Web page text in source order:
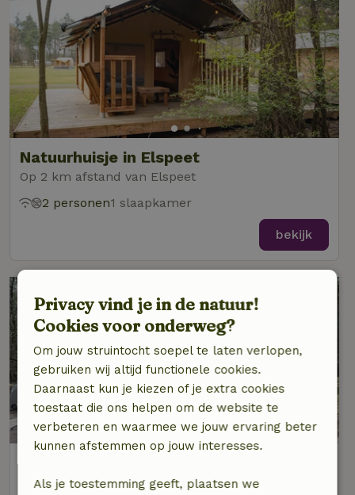
Natuurhuisje in Elspeet
Op 2 km afstand van Elspeet
2 personen1 slaapkamer
bekijk
Op 2 km afstand van Elspeet
Privacy vind je in de natuur!
Cookies voor onderweg?
Om jouw struintocht soepel te laten verlopen,
gebruiken wij altijd functionele cookies.
Daarnaast kun je kiezen of je extra cookies
toestaat die ons helpen om de website te
verbeteren en waarmee we jouw ervaring beter
kunnen afstemmen op jouw interesses.
Als je toestemming geeft, plaatsen we